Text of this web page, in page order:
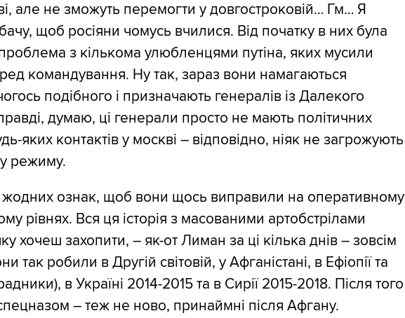
але не зможуть перемогти у довгостроковій… Гм… Я
щоб росіяни чомусь вчилися. Від початку в них була
проблема з кількома улюбленцями путіна, яких мусили
командування. Ну так, зараз вони намагаються
подібного і призначають генералів із Далекого
думаю, ці генерали просто не мають політичних
яких контактів у москві – відповідно, ніяк не загрожують
режиму.
ознак, щоб вони щось виправили на оперативному
рівнях. Вся ця історія з масованими артобстрілами
хочеш захопити, – як-от Лиман за ці кілька днів – зовсім
так робили в Другій світовій, у Афганістані, в Ефіопії та
в Україні 2014-2015 та в Сирії 2015-2018. Після того
– теж не ново, принаймні після Афгану.